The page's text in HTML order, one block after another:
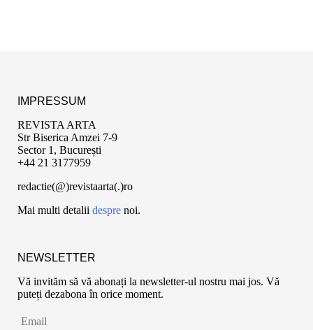
IMPRESSUM
REVISTA ARTA
Str Biserica Amzei 7-9
Sector 1, București
+44 21 3177959
redactie(@)revistaarta(.)ro
Mai multi detalii despre noi.
NEWSLETTER
Vă invităm să vă abonați la newsletter-ul nostru mai jos. Vă
puteți dezabona în orice moment.